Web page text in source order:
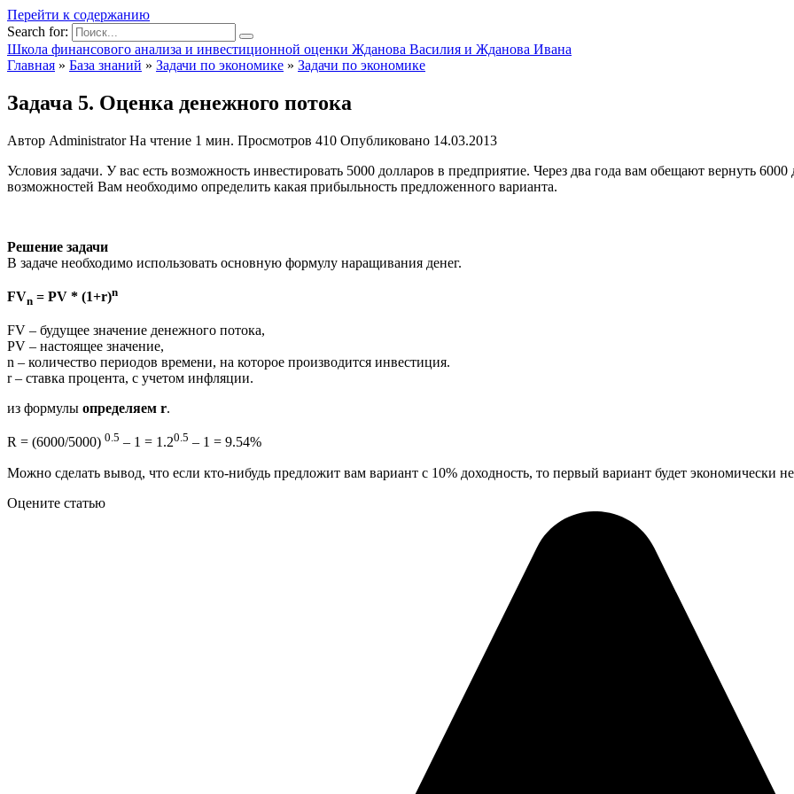
Перейти к содержанию
Search for:
Школа финансового анализа и инвестиционной оценки Жданова Василия и Жданова Ивана
Главная » База знаний » Задачи по экономике » Задачи по экономике
Задача 5. Оценка денежного потока
Автор Administrator На чтение 1 мин. Просмотров 410 Опубликовано 14.03.2013
Условия задачи. У вас есть возможность инвестировать 5000 долларов в предприятие. Через два года вам обещают вернуть
возможностей Вам необходимо определить какая прибыльность предложенного варианта.
Решение задачи
В задаче необходимо использовать основную формулу наращивания денег.
FVn = PV * (1+r)n
FV – будущее значение денежного потока,
PV – настоящее значение,
n – количество периодов времени, на которое производится инвестиция.
r – ставка процента, с учетом инфляции.
из формулы определяем r.
R = (6000/5000) 0.5 – 1 = 1.20.5 – 1 = 9.54%
Можно сделать вывод, что если кто-нибудь предложит вам вариант с 10% доходность, то первый вариант будет экономически
Оцените статью